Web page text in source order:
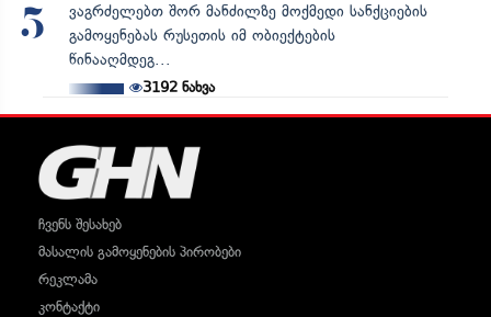
5
ვაგრძელებთ შორ მანძილზე მოქმედი სანქციების
გამოყენებას რუსეთის იმ ობიექტების
წინააღმდეგ...
3192ნახვა
ჩვენს შესახებ
მასალის გამოყენების პირობები
რეკლამა
კონტაქტი